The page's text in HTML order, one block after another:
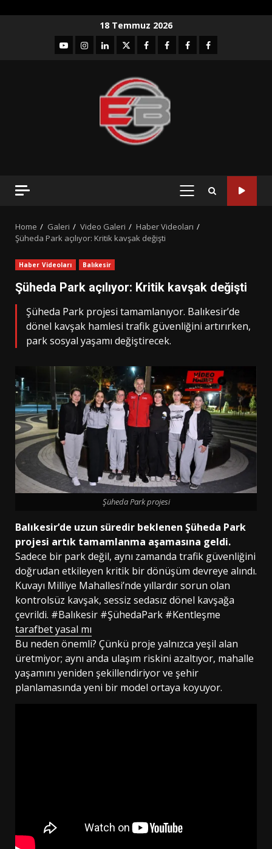
18 Temmuz 2026
YouTubeInstagram
LinkedIntwitterfacebook-Facebook-
Facebook-Facebook-
PRIMARY
Home Galeri Video Galeri
Haber Videoları
Şüheda Park açılıyor: Kritik kavşak değişti
Haber Videoları Balıkesir
Şüheda Park açılıyor: Kritik kavşak değişti
Şüheda Park projesi tamamlanıyor. Balıkesir’de
dönel kavşak hamlesi trafik güvenliğini artırırken,
park sosyal yaşamı değiştirecek.
Şüheda Park projesi
Balıkesir’de uzun süredir beklenen Şüheda Park
projesi artık tamamlanma aşamasına geldi.
Sadece bir park değil, aynı zamanda trafik güvenliğini
doğrudan etkileyen kritik bir dönüşüm devreye alındı.
Kuvayı Milliye Mahallesi’nde yıllardır sorun olan
kontrolsüz kavşak, sessiz sedasız dönel kavşağa
çevrildi. #Balıkesir #ŞühedaPark #Kentleşme
tarafbet yasal mı
Bu neden önemli? Çünkü proje yalnızca yeşil alan
üretmiyor; aynı anda ulaşım riskini azaltıyor, mahalle
yaşamını yeniden şekillendiriyor ve şehir
planlamasında yeni bir model ortaya koyuyor.